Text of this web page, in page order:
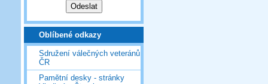
Oblíbené odkazy
Sdružení válečných veteránů
ČR
Pamětní desky - stránky